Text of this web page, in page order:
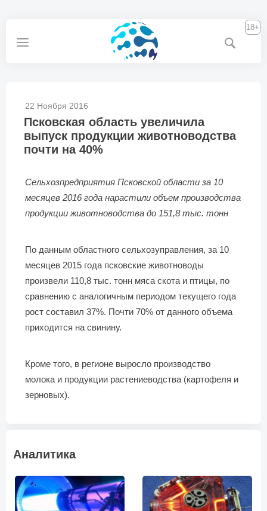
18+
22 Ноября 2016
Псковская область увеличила
выпуск продукции животноводства
почти на 40%
Сельхозпредприятия Псковской области за 10
месяцев 2016 года нарастили объем производства
продукции животноводства до 151,8 тыс. тонн
По данным областного сельхозуправления, за 10
месяцев 2015 года псковские животноводы
произвели 110,8 тыс. тонн мяса скота и птицы, по
сравнению с аналогичным периодом текущего года
рост составил 37%. Почти 70% от данного объема
приходится на свинину.
Кроме того, в регионе выросло производство
молока и продукции растениеводства (картофеля и
зерновых).
Аналитика